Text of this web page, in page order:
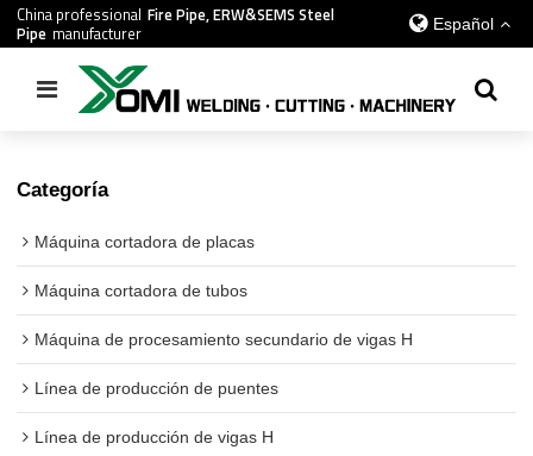
China professional Fire Pipe, ERW&SEMS Steel
Pipe manufacturer Español
todos / Línea de soldadura por haz PG
Categoría
Máquina cortadora de placas
Máquina cortadora de tubos
Máquina de procesamiento secundario de vigas H
Línea de producción de puentes
Línea de producción de vigas H